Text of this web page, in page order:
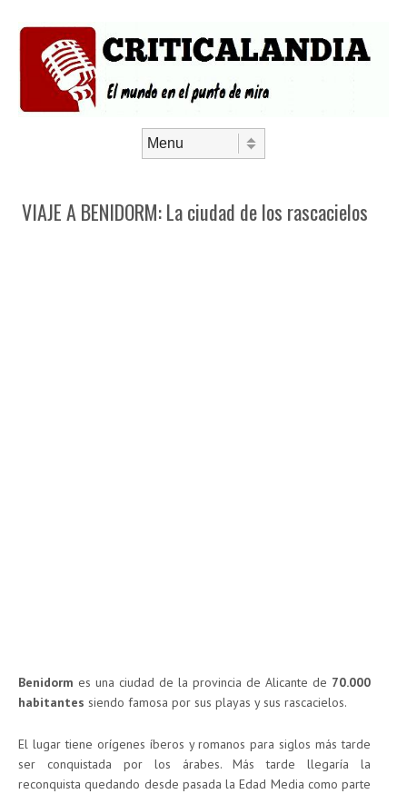
VIAJE A BENIDORM: La ciudad de los rascacielos
Benidorm es una ciudad de la provincia de Alicante de 70.000
habitantes siendo famosa por sus playas y sus rascacielos.
El lugar tiene orígenes íberos y romanos para siglos más tarde
ser conquistada por los árabes. Más tarde llegaría la
reconquista quedando desde pasada la Edad Media como parte